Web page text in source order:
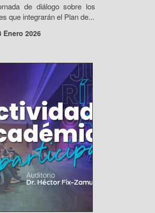
de diálogo sobre los
que integrarán el Plan de...
Enero 2026